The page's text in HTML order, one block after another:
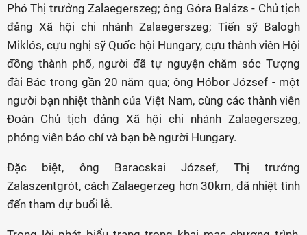
Phó Thị trưởng Zalaegerszeg; ông Góra Balázs - Chủ tịch
đảng Xã hội chi nhánh Zalaegerszeg; Tiến sỹ Balogh
Miklós, cựu nghị sỹ Quốc hội Hungary, cựu thành viên Hội
đồng thành phố, người đã tự nguyện chăm sóc Tượng
đài Bác trong gần 20 năm qua; ông Hóbor József - một
người bạn nhiệt thành của Việt Nam, cùng các thành viên
Đoàn Chủ tịch đảng Xã hội chi nhánh Zalaegerszeg,
phóng viên báo chí và bạn bè người Hungary.
Đặc biệt, ông Baracskai József, Thị trưởng
Zalaszentgrót, cách Zalaegerzeg hơn 30km, đã nhiệt tình
đến tham dự buổi lễ.